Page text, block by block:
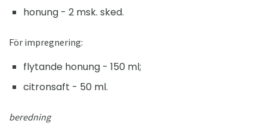
honung - 2 msk. sked.
För impregnering:
flytande honung - 150 ml;
citronsaft - 50 ml.
beredning